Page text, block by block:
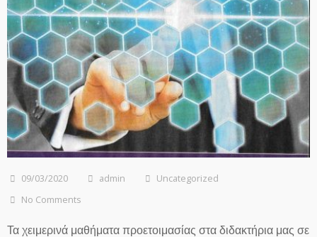
09/03/2020 admin
Uncategorized
No Comments
Τα χειμερινά μαθήματα προετοιμασίας στα διδακτήρια μας σε